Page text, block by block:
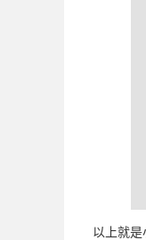
以上就是